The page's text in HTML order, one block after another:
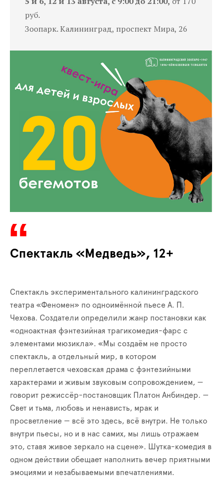
руб.
Зоопарк. Калининград, проспект Мира, 26
Спектакль «Медведь», 12+
Спектакль экспериментального калининградского
театра «Феномен» по одноимённой пьесе А. П.
Чехова. Создатели определили жанр постановки как
«одноактная фэнтезийная трагикомедия-фарс с
элементами мюзикла». «Мы создаём не просто
спектакль, а отдельный мир, в котором
переплетается чеховская драма с фэнтезийными
характерами и живым звуковым сопровождением, —
говорит режиссёр-постановщик Платон Анбиндер. —
Свет и тьма, любовь и ненависть, мрак и
просветление — всё это здесь, всё внутри. Не только
внутри пьесы, но и в нас самих, мы лишь отражаем
это, ставя живое зеркало на сцене». Шутка-комедия в
одном действии обещает наполнить вечер приятными
эмоциями и незабываемыми впечатлениями.